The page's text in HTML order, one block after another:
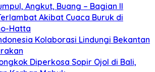
Angkut, Buang – Bagian II
Akibat Cuaca Buruk di
Hatta
Kolaborasi Lindungi Bekantan
Diperkosa Sopir Ojol di Bali,